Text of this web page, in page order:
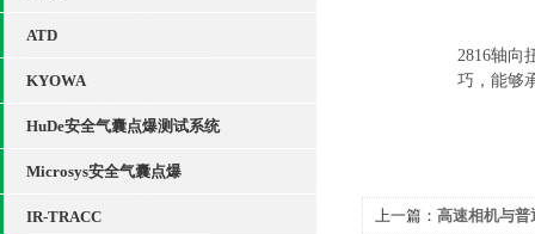
ATD
KYOWA
HuDe安全气囊点爆测试系统
Microsys安全气囊点爆
IR-TRACC
2816轴向
巧，能够
上一篇： 高速相机与普